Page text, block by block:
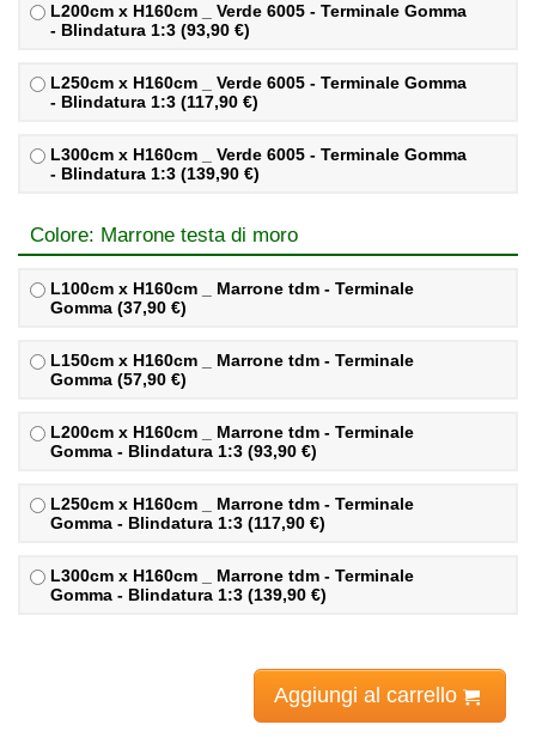
L200cm x H160cm _ Verde 6005 - Terminale Gomma
- Blindatura 1:3 (93,90 €)
L250cm x H160cm _ Verde 6005 - Terminale Gomma
- Blindatura 1:3 (117,90 €)
L300cm x H160cm _ Verde 6005 - Terminale Gomma
- Blindatura 1:3 (139,90 €)
Colore: Marrone testa di moro
L100cm x H160cm _ Marrone tdm - Terminale
Gomma (37,90 €)
L150cm x H160cm _ Marrone tdm - Terminale
Gomma (57,90 €)
L200cm x H160cm _ Marrone tdm - Terminale
Gomma - Blindatura 1:3 (93,90 €)
L250cm x H160cm _ Marrone tdm - Terminale
Gomma - Blindatura 1:3 (117,90 €)
L300cm x H160cm _ Marrone tdm - Terminale
Gomma - Blindatura 1:3 (139,90 €)
Aggiungi al carrello